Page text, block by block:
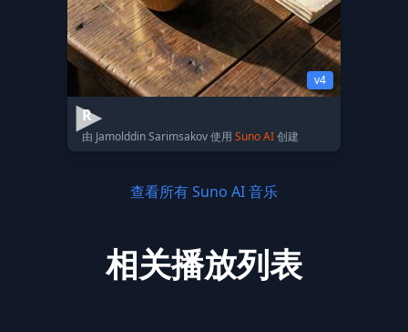
v4
R
由 Jamolddin Sarimsakov 使用 Suno AI创建
查看所有 Suno AI 音乐
相关播放列表